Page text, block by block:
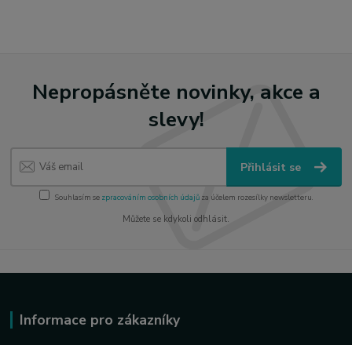
Nepropásněte novinky, akce a
slevy!
Přihlásit se
Souhlasím se zpracováním osobních údajůza účelem rozesílky newsletteru.
Můžete se kdykoli odhlásit.
Informace pro zákazníky